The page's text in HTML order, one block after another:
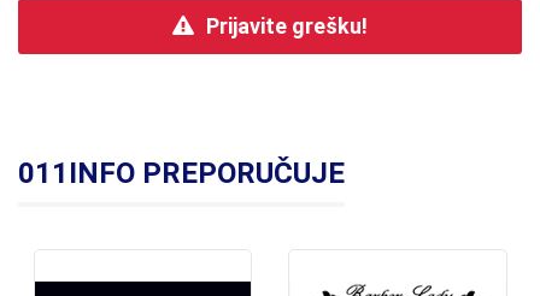
Prijavite grešku!
011INFO PREPORUČUJE